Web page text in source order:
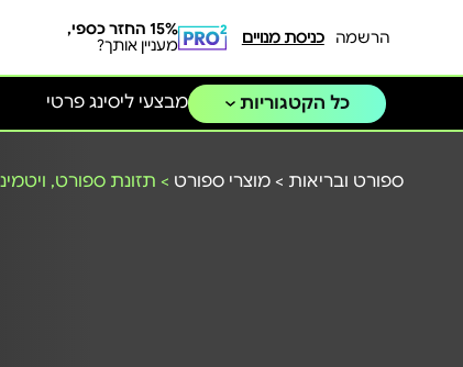
הרשמה כניסת מנויים
15% החזר כספי,
מעניין אותך?
כל הקטגוריות מבצעי ליסינג פרטי
ספורט ובריאות > מוצרי ספורט > תזונת ספורט,